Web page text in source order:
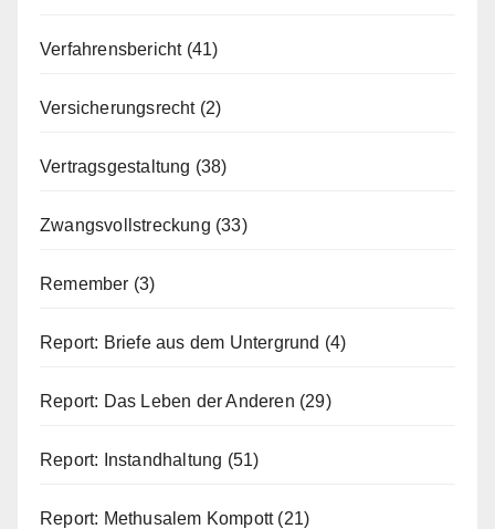
Verfahrensbericht(41)
Versicherungsrecht(2)
Vertragsgestaltung (38)
Zwangsvollstreckung (33)
Remember (3)
Report: Briefe aus dem Untergrund (4)
Report: Das Leben der Anderen (29)
Report: Instandhaltung (51)
Report: Methusalem Kompott(21)